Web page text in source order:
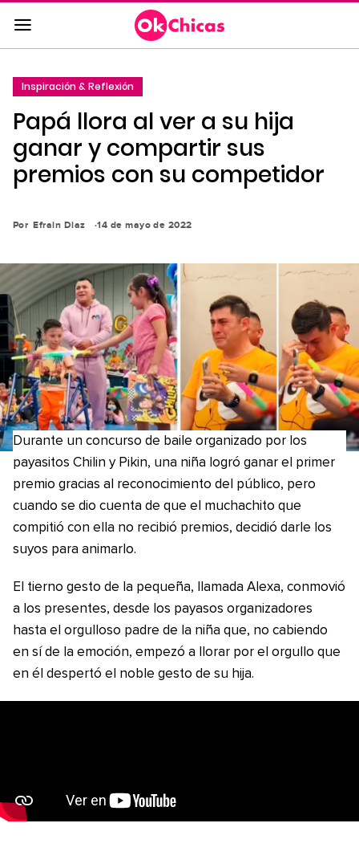
Saltar
al
contenido
a
la
navegación
principal
Inspiración & Reflexión
Papá llora al ver a su hija
ganar y compartir sus
premios con su competidor
Por Efrain Diaz 14 de mayo de 2022
Durante un concurso de baile organizado por los
payasitos Chilin y Pikin, una niña logró ganar el primer
premio gracias al reconocimiento del público, pero
cuando se dio cuenta de que el muchachito que
compitió con ella no recibió premios, decidió darle los
suyos para animarlo.
El tierno gesto de la pequeña, llamada Alexa, conmovió
a los presentes, desde los payasos organizadores
hasta el orgulloso padre de la niña que, no cabiendo
en sí de la emoción, empezó a llorar por el orgullo que
en él despertó el noble gesto de su hija.